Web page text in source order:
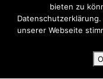
© 2026Konditorei
Präsentiert von WP
bieten zu
unserer Webseite